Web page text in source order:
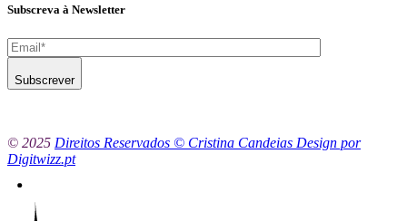
Subscreva à Newsletter
Subscrever
© 2025 Direitos Reservados © Cristina Candeias Design por
Digitwizz.pt